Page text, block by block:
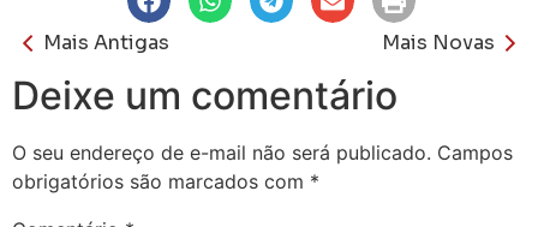
Mais Antigas Mais Novas
Deixe um comentário
O seu endereço de e-mail não será publicado. Campos
obrigatórios são marcados com *